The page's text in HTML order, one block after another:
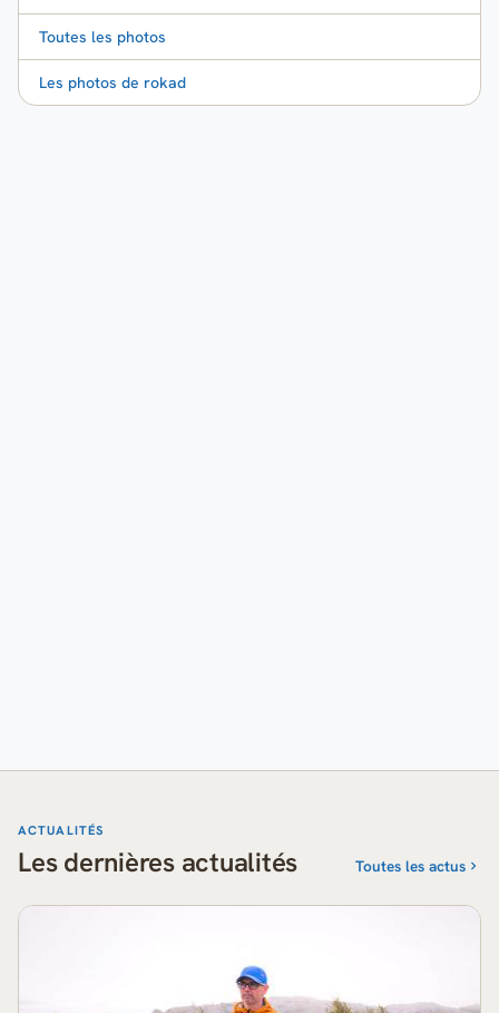
Toutes les photos
Les photos de rokad
ACTUALITÉS
Les dernières actualités Toutes les actus